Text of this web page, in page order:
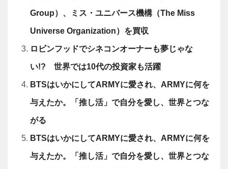
Group）、ミス・ユニバース機構（The Miss
Universe Organization）を買収
ロビンフッドでシネコンオーナーも夢じゃな
い!? 世界では10代の投資家も活躍
BTSはいかにしてARMYに愛され、ARMYに何を
与えたか。「推し活」で自分を愛し、世界とつな
がる
BTSはいかにしてARMYに愛され、ARMYに何を
与えたか。「推し活」で自分を愛し、世界とつな